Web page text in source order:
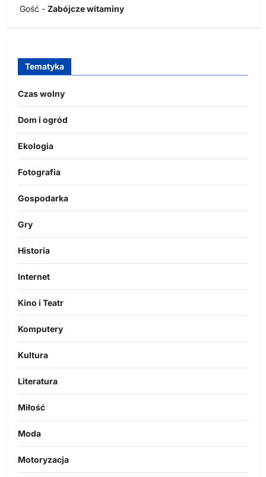
Gość - Zabójcze witaminy
Tematyka
Czas wolny
Dom i ogród
Ekologia
Fotografia
Gospodarka
Gry
Historia
Internet
Kino i Teatr
Komputery
Kultura
Literatura
Miłość
Moda
Motoryzacja